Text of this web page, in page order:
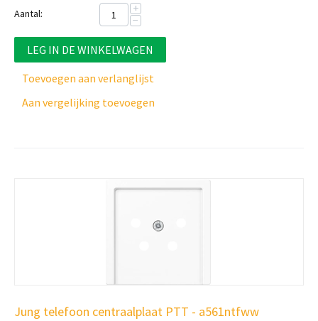
Aantal:
+
−
LEG IN DE WINKELWAGEN
Toevoegen aan verlanglijst
Aan vergelijking toevoegen
Jung telefoon centraalplaat PTT - a561ntfww